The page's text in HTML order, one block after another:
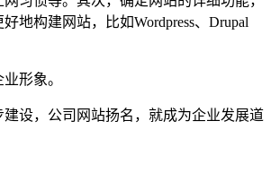
地构建网站，比如Wordpress、Drupal
形象。
设，公司网站扬名，就成为企业发展道